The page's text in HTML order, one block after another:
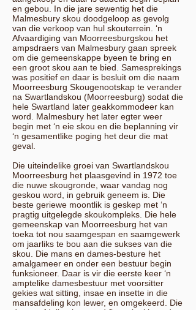
en gebou. In die jare sewentig het die
Malmesbury skou doodgeloop as gevolg
van die verkoop van hul skouterrein. ‘n
Afvaardiging van Moorreesburgskou het
ampsdraers van Malmesbury gaan spreek
om die gemeenskappe byeen te bring en
een groot skou aan te bied. Samesprekings
was positief en daar is besluit om die naam
Moorreesburg Skougenootskap te verander
na Swartlandskou (Moorreesburg) sodat die
hele Swartland later geakkommodeer kan
word. Malmesbury het later egter weer
begin met ‘n eie skou en die beplanning vir
‘n gesamentlike poging het deur die mat
geval.
Die uiteindelike groei van Swartlandskou
Moorreesburg het plaasgevind in 1972 toe
die nuwe skougronde, waar vandag nog
geskou word, in gebruik geneem is. Die
beste geriewe moontlik is geskep met ‘n
pragtig uitgelegde skoukompleks. Die hele
gemeenskap van Moorreesburg het van
toeka tot nou saamgespan en saamgewerk
om jaarliks te bou aan die sukses van die
skou. Die mans en dames-besture het
amalgameer en onder een bestuur begin
funksioneer. Daar is vir die eerste keer ‘n
amptelike damesbestuur met voorsitter
gekies wat sitting, insae en insette in die
mansafdeling kon lewer, en omgekeerd. Die